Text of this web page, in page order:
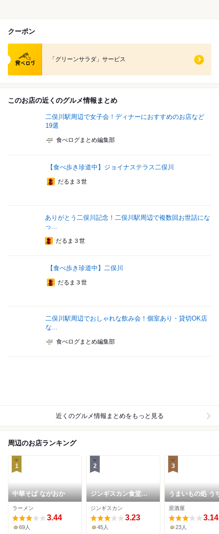
クーポン
食べログ クーポン
「グリーンサラダ」サービス
このお店の近くのグルメ情報まとめ
二俣川駅周辺で女子会！ディナーにおすすめのお店など
19選
食べログまとめ編集部
【食べ歩き珍道中】ジョイナステラス二俣川
だるま３世
ありがとう二俣川記念！二俣川駅周辺で複数回お世話にな
っ...
だるま３世
【食べ歩き珍道中】二俣川
だるま３世
二俣川駅周辺でおしゃれな飲み会！個室あり・貸切OK店
な...
食べログまとめ編集部
近くのグルメ情報まとめをもっと見る
周辺のお店ランキング
1
中華そば ながおか
ラーメン
3.44
69人
2
ジンギスカン食堂
FAM SOULFULL
KITCHEN
ジンギスカン
3.23
45人
3
うまいもの処 う
ま 希望ヶ丘本店
居酒屋
3.14
23人